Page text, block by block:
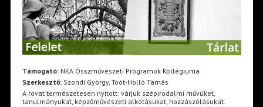
Támogató:NKA Összművészeti Programok Kollégiuma
Szerkesztő:Szondi György, Toót-Holló Tamás
A rovat természetesen nyitott: várjuk szépirodalmi művüket,
tanulmányukat, képzőművészeti alkotásukat, hozzászólásukat.